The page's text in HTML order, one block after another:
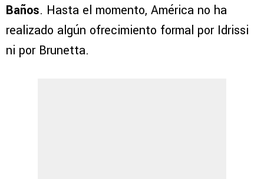
Baños. Hasta el momento, América no ha
realizado algún ofrecimiento formal por Idrissi
ni por Brunetta.